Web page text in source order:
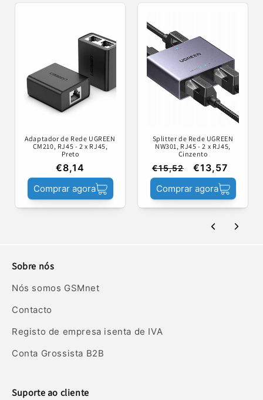
Adaptador de Rede UGREEN
CM210, RJ45 - 2 x RJ45,
Preto
€8,14
Comprar agora
Splitter de Rede UGREEN
NW301, RJ45 - 2 x RJ45,
Cinzento
€15,52 €13,57
Comprar agora
Sobre nós
Nós somos GSMnet
Contacto
Registo de empresa isenta de IVA
Conta Grossista B2B
Suporte ao cliente